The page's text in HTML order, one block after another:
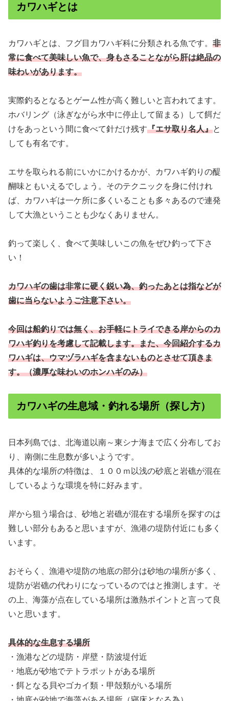
カワハギとは
カワハギとは、フグ目カワハギ科に分類される魚です。 非
常に食べて美味しい魚で、身もさることながら肝は絶品の
味わいがあります。
実際釣るとなるとゲーム性が高く難しいと言われてます。
ホバリング（泳ぎながら水中に停止して留まる）して餌だ
けをあっという間に食べて針だけ残す『エサ取り名人』と
しても有名です。
エサを取られる前にいかにかけるかが、カワハギ釣りの醍
醐味ともいえるでしょう。そのテクニックを身に付けれ
ば、カワハギは一ケ所に多くいることも多々あるので連発
して大漁ということも少なくありません。
釣って楽しく、食べて美味しいこの魚をぜひ釣って下さ
い！
カワハギの歯は非常に硬く鋭い為、釣ったあとは指などが
歯に当らないようご注意下さい。
今回は船釣りでは無く、お手軽にトライできる岸からのカ
ワハギ釣りを考慮して記載します。また、今回紹介するカ
ワハギは、ウマヅラハギを含まないものとさせて頂きま
す。（濃厚な味わいのホンハギのみ）
カワハギの生息域・釣れる場所（探し方）
日本列島では、北海道以南～東シナ海まで広く分布してお
り、南側に生息数が多いようです。
具体的な場所の特徴は、１００ｍ以浅の砂底と岩礁が混在
しているような環境を特に好みます。
岸から狙う場合は、砂地と岩礁が混在する場所を探すのは
難しい部分もあると思いますが、漁港の堤防付近にも多く
います。
おそらく、漁港や堤防の地底の部分は砂地の場所が多く、
堤防が岩礁の代わりになっているのではと推測します。そ
の上、海藻が点在している場所は激熱ポイントと言って良
いと思います。
具体的な生息する場所
・漁港などの堤防・岸壁・防波堤付近
・地底が砂地でテトラポットがある場所
・餌となる貝やゴカイ類・甲殻類がいる場所